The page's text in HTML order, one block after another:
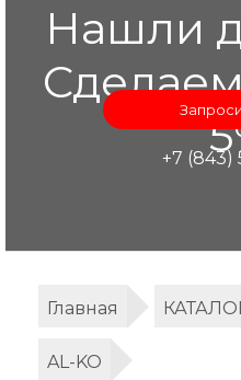
Нашли
+7 (843)
Главная
AL-KO